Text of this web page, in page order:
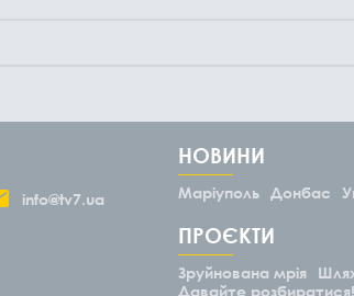
info@tv7.ua
НОВИНИ
Маріуполь Донбас
ПРОЄКТИ
Зруйнована мрія
Давайте розбиратися!